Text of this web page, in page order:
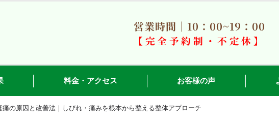
営業時間｜10：00~19：00
【完全予約制・不定休】
料金・アクセス お客様の声
痛の原因と改善法｜しびれ・痛みを根本から整える整体アプローチ